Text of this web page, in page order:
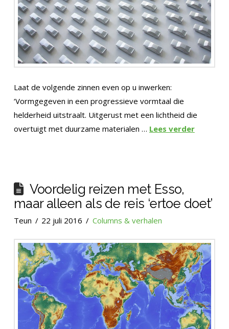
Laat de volgende zinnen even op u inwerken:
‘Vormgegeven in een progressieve vormtaal die
helderheid uitstraalt. Uitgerust met een lichtheid die
overtuigt met duurzame materialen … Lees verder
Voordelig reizen met Esso,
maar alleen als de reis ‘ertoe doet’
Teun 22 juli 2016 Columns & verhalen